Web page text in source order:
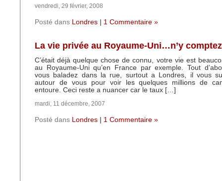
vendredi, 29 février, 2008
Posté dans Londres 1 Commentaire »
La vie privée au Royaume-Uni…n’y
C’était déjà quelque chose de connu, votre vie est
au Royaume-Uni qu’en France par exemple. Tout
vous baladez dans la rue, surtout a Londres, il vous
autour de vous pour voir les quelques millions de
entoure. Ceci reste a nuancer car le taux […]
mardi, 11 décembre, 2007
Posté dans Londres 1 Commentaire »